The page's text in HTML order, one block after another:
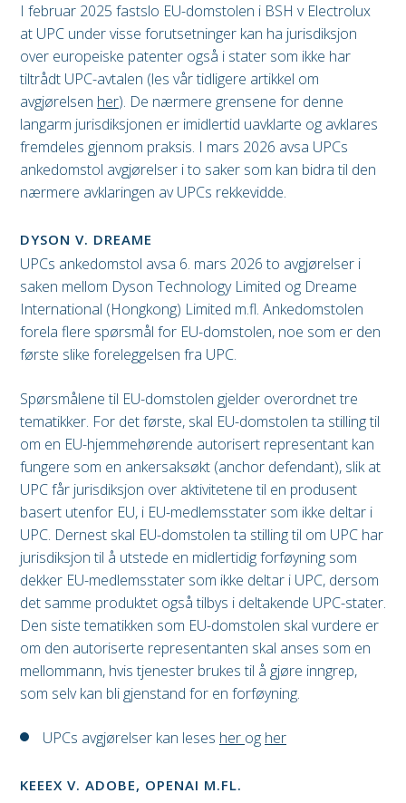
I februar 2025 fastslo EU-domstolen i BSH v Electrolux
at UPC under visse forutsetninger kan ha jurisdiksjon
over europeiske patenter også i stater som ikke har
tiltrådt UPC-avtalen (les vår tidligere artikkel om
avgjørelsen her). De nærmere grensene for denne
langarm jurisdiksjonen er imidlertid uavklarte og avklares
fremdeles gjennom praksis. I mars 2026 avsa UPCs
ankedomstol avgjørelser i to saker som kan bidra til den
nærmere avklaringen av UPCs rekkevidde.
DYSON V. DREAME
UPCs ankedomstol avsa 6. mars 2026 to avgjørelser i
saken mellom Dyson Technology Limited og Dreame
International (Hongkong) Limited m.fl. Ankedomstolen
forela flere spørsmål for EU-domstolen, noe som er den
første slike foreleggelsen fra UPC.
Spørsmålene til EU-domstolen gjelder overordnet tre
tematikker. For det første, skal EU-domstolen ta stilling til
om en EU-hjemmehørende autorisert representant kan
fungere som en ankersaksøkt (anchor defendant), slik at
UPC får jurisdiksjon over aktivitetene til en produsent
basert utenfor EU, i EU-medlemsstater som ikke deltar i
UPC. Dernest skal EU-domstolen ta stilling til om UPC har
jurisdiksjon til å utstede en midlertidig forføyning som
dekker EU-medlemsstater som ikke deltar i UPC, dersom
det samme produktet også tilbys i deltakende UPC-stater.
Den siste tematikken som EU-domstolen skal vurdere er
om den autoriserte representanten skal anses som en
mellommann, hvis tjenester brukes til å gjøre inngrep,
som selv kan bli gjenstand for en forføyning.
UPCs avgjørelser kan leses her og her
KEEEX V. ADOBE, OPENAI M.FL.